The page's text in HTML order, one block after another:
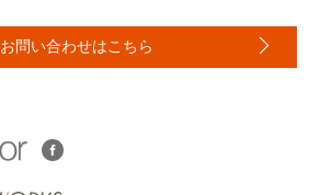
お問い合わせはこちら